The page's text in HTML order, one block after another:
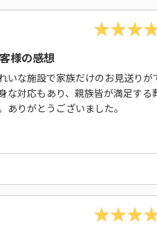
様の感想
いな施設で家族だけのお見送りが
な対応もあり、親族皆が満足する
ありがとうございました。